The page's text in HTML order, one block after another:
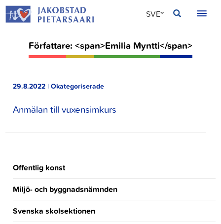
Hoppa
till
SVE
ENG
Författare: <span>Emilia Myntti</span>
29.8.2022 | Okategoriserade
Anmälan till vuxensimkurs
Offentlig konst
Miljö- och byggnadsnämnden
Svenska skolsektionen